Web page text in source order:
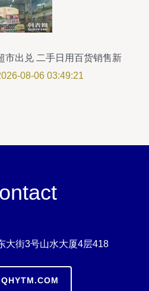
市出兑 二手日用百货销售新
机遇08-06 03:49:21
大街3号山水大厦4层418